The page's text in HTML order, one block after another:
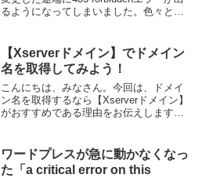
るようになってしまいました。色々と対
すね。1.プラグインの確認調べるとキャ
ッ...
【Xserverドメイン】でドメイン
名を取得してみよう！
こんにちは、みなさん。今回は、ドメイ
ン名を取得するなら【Xserverドメイン】
がおすすめである理由をお伝えします。
メイン】の特徴【Xserverドメイン】
は、...
ワードプレスが急に動かなくなっ
た「a critical error on this